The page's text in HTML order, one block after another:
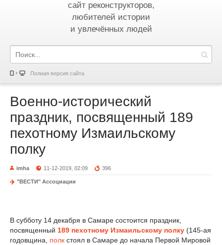
сайт реконструкторов,
любителей истории
и увлечённых людей
Полная версия сайта
Военно-исторический
праздник, посвященный 189
пехотному Измаильскому
полку
imha 11-12-2019, 02:09 396
"ВЕСТИ" Ассоциации
В субботу 14 декабря в Самаре состоится праздник,
посвященный 189 пехотному Измаильскому полку (145-ая
годовщина, полк стоял в Самаре до начала Первой Мировой